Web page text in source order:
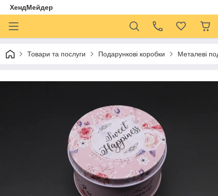
ХендМейдер
Товари та послуги Подарункові коробки Металеві